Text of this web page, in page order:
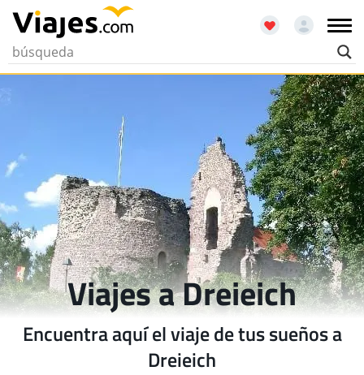
Viajes a Dreieich
Encuentra aquí el viaje de tus sueños a
Dreieich